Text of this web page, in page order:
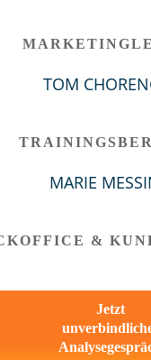
TOM
MARIE
&
Jetzt